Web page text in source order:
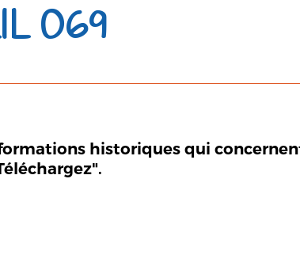
069
historiques qui